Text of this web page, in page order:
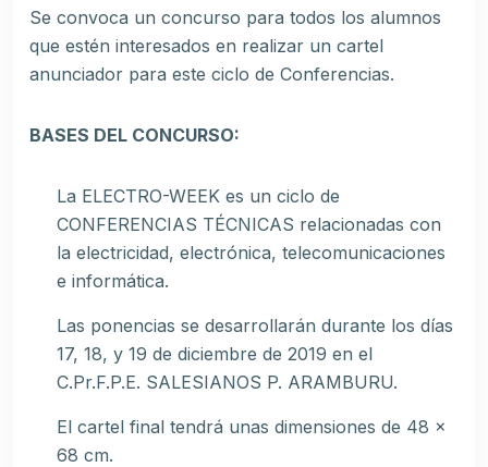
Se convoca un concurso para todos los alumnos
que estén interesados en realizar un cartel
anunciador para este ciclo de Conferencias.
BASES DEL CONCURSO:
La ELECTRO-WEEK es un ciclo de
CONFERENCIAS TÉCNICAS relacionadas con
la electricidad, electrónica, telecomunicaciones
e informática.
Las ponencias se desarrollarán durante los días
17, 18, y 19 de diciembre de 2019 en el
C.Pr.F.P.E. SALESIANOS P. ARAMBURU.
El cartel final tendrá unas dimensiones de 48 x
68 cm.